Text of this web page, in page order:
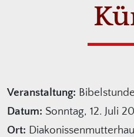
Veranstaltung:
Datum: Sonntag, 12. Juli
Ort: